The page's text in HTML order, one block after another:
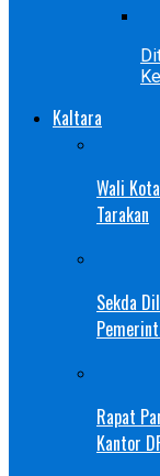
Kaltara
Wali
Tarakan
Sekda
Rapat
Kantor